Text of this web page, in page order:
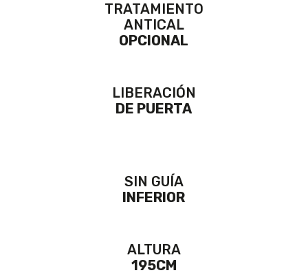
TRATAMIENTO
ANTICAL
OPCIONAL
LIBERACIÓN
DE PUERTA
SIN GUÍA
INFERIOR
ALTURA
195CM